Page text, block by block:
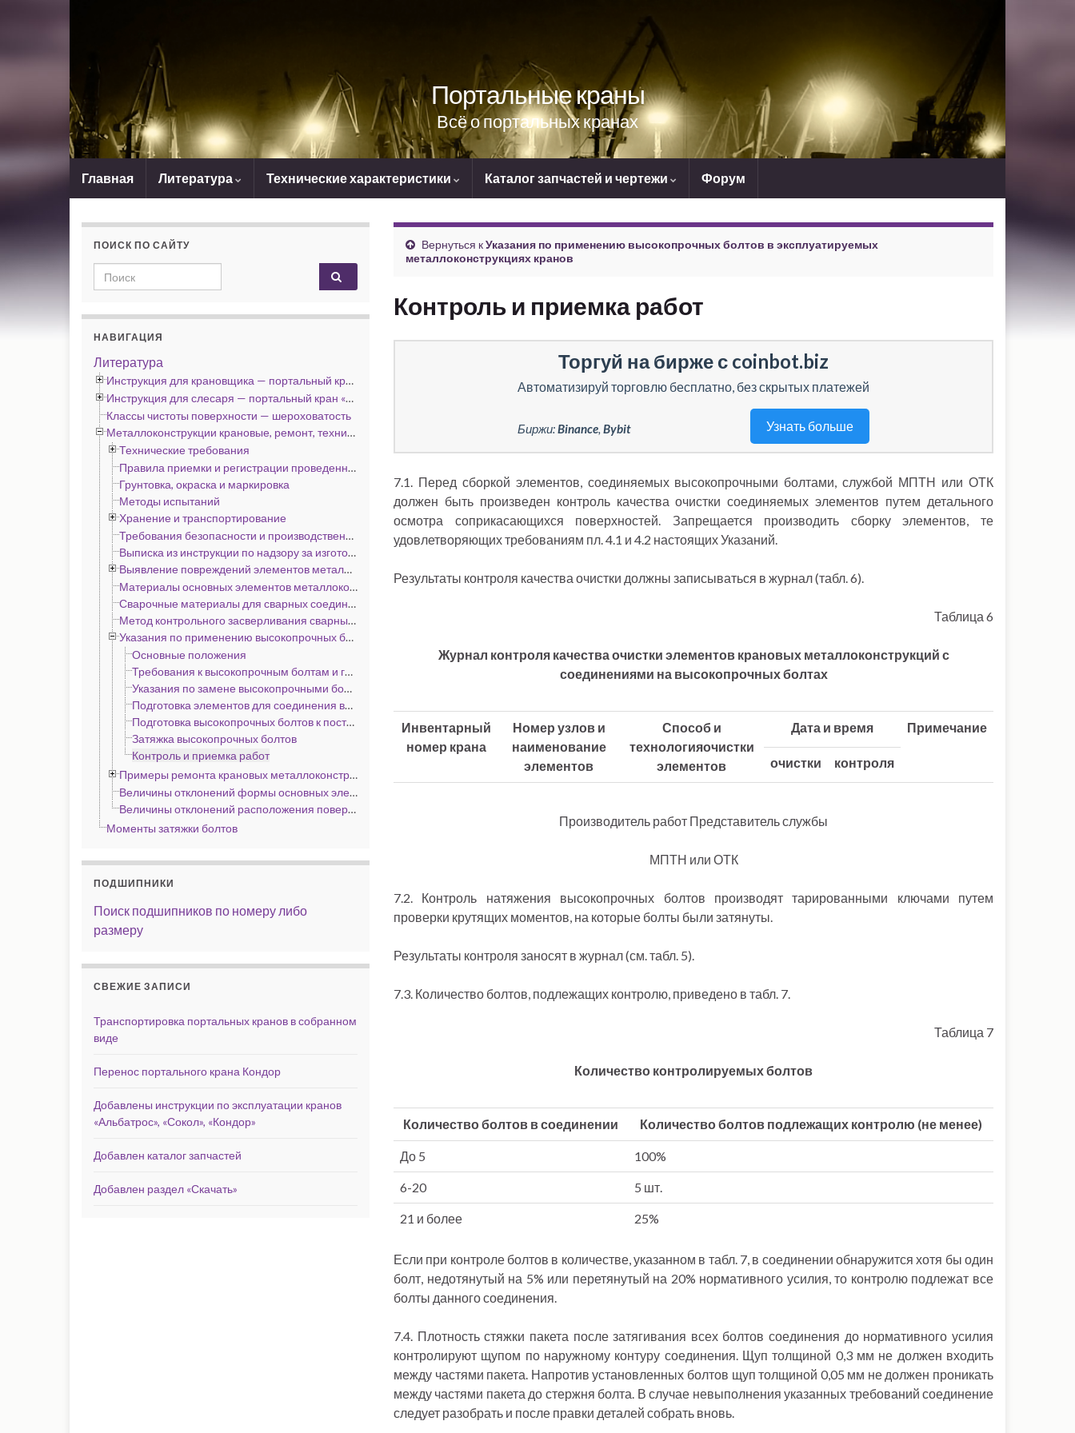
Портальные краны
Всё о портальных кранах
Главная Литература Технические характеристики Каталог запчастей и чертежи Форум
Вернуться кУказания по применению высокопрочных болтов в эксплуатируемых
металлоконструкциях кранов
Контроль и приемка работ
Торгуй на бирже с coinbot.biz
Автоматизируй торговлю бесплатно, без скрытых платежей
Узнать больше
Биржи:Binance Bybit
7.1. Перед сборкой элементов, соединяемых высокопрочными болтами, службой МПТН или ОТК
должен быть произведен контроль качества очистки соединяемых элементов путем детального
осмотра соприкасающихся поверхностей. Запрещается производить сборку элементов, те
удовлетворяющих требованиям пл. 4.1 и 4.2 настоящих Указаний.
Результаты контроля качества очистки должны записываться в журнал (табл. 6).
Таблица 6
Журнал контроля качества очистки элементов крановых металлоконструкций с
соединениями на высокопрочных болтах
Инвентарный
номер крана
Номер узлов и
наименование
элементов
Способ и
технологияочистки
элементов
Дата и время Примечание
очистки контроля
Производитель работ Представитель службы
МПТН или ОТК
7.2. Контроль натяжения высокопрочных болтов производят тарированными ключами путем
проверки крутящих моментов, на которые болты были затянуты.
Результаты контроля заносят в журнал (см. табл. 5).
7.3. Количество болтов, подлежащих контролю, приведено в табл. 7.
Таблица 7
Количество контролируемых болтов
Количество болтов в соединении Количество болтов подлежащих контролю (не менее)
До 5 100%
6-20 5 шт.
21 и более 25%
Если при контроле болтов в количестве, указанном в табл. 7, в соединении обнаружится хотя бы один
болт, недотянутый на 5% или перетянутый на 20% нормативного усилия, то контролю подлежат все
болты данного соединения.
7.4. Плотность стяжки пакета после затягивания всех болтов соединения до нормативного усилия
контролируют щупом по наружному контуру соединения. Щуп толщиной 0,3 мм не должен входить
между частями пакета. Напротив установленных болтов щуп толщиной 0,05 мм не должен проникать
между частями пакета до стержня болта. В случае невыполнения указанных требований соединение
следует разобрать и после правки деталей собрать вновь.
ПОИСК ПО САЙТУ
Search for:
НАВИГАЦИЯ
Литература
Инструкция для крановщика — портальный кран «Альбатрос», «Сокол» и «Кондор»
Инструкция для слесаря — портальный кран «Альбатрос», «Сокол» и «Кондор»
Классы чистоты поверхности — шероховатость
Металлоконструкции крановые, ремонт, технические условия
Технические требования
Правила приемки и регистрации проведенного ремонта
Грунтовка, окраска и маркировка
Методы испытаний
Хранение и транспортирование
Требования безопасности и производственной санитарии
Выписка из инструкции по надзору за изготовлением подъемных сооружений (кранов, лифтов и эскалаторов) на предприятиях, подконтрольных госгортехнадзору
Выявление повреждений элементов металлоконструкций и оценка их ремонтопригодности
Материалы основных элементов металлоконструкций портальных кранов по ГОСТ 11283—72
Сварочные материалы для сварных соединений металлоконструкций портальных кранов по ГОСТ 11283—72
Метод контрольного засверливания сварных швов
Указания по применению высокопрочных болтов в эксплуатируемых металлоконструкциях кранов
Основные положения
Требования к высокопрочным болтам и гайкам
Указания по замене высокопрочными болтами ослабленных и дефектных заклепок
Подготовка элементов для соединения высокопрочными болтами
Подготовка высокопрочных болтов к постановке в конструкцию
Затяжка высокопрочных болтов
Контроль и приемка работ
Примеры ремонта крановых металлоконструкций
Величины отклонений формы основных элементов металлоконструкций портальных кранов по ГОСТ 11283—72 и других стреловых кранов, мм
Величины отклонений расположения поверхностей основных деталей и сборочных единиц металлоконструкций портальных кранов при сборке по ГОСТ 11283—72
Моменты затяжки болтов
ПОДШИПНИКИ
Поиск подшипников по номеру либо
размеру
СВЕЖИЕ ЗАПИСИ
Транспортировка портальных кранов в собранном
виде
Перенос портального крана Кондор
Добавлены инструкции по эксплуатации кранов
«Альбатрос», «Сокол», «Кондор»
Добавлен каталог запчастей
Добавлен раздел «Скачать»